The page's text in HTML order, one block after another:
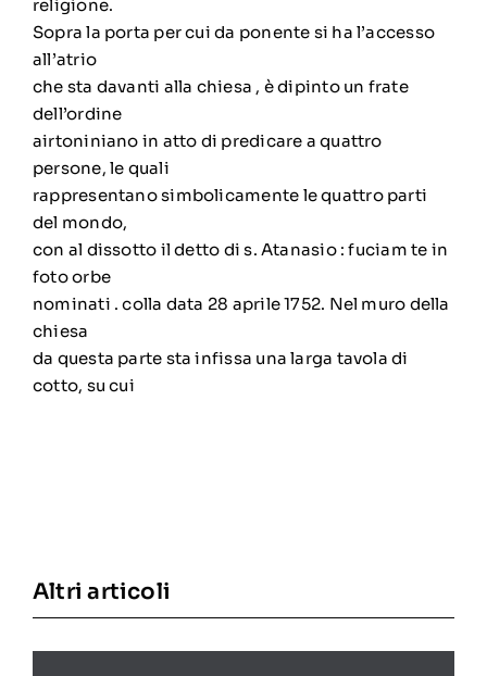
religione.
Sopra la porta per cui da ponente si ha l’accesso
all’atrio
che sta davanti alla chiesa , è dipinto un frate
dell’ordine
airtoniniano in atto di predicare a quattro
persone, le quali
rappresentano simbolicamente le quattro parti
del mondo,
con al dissotto il detto di s. Atanasio : fuciam te in
foto orbe
nominati . colla data 28 aprile 1752. Nel muro della
chiesa
da questa parte sta infissa una larga tavola di
cotto, su cui
Altri articoli